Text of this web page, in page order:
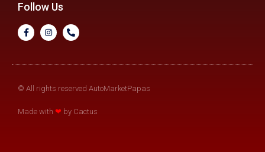
Follow Us
© All rights reserved AutoMarketPapas
Made with ❤ by Cactus​​